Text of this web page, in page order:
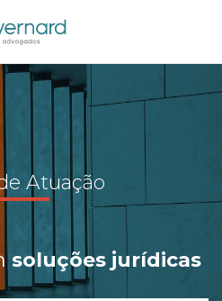
Atuação
soluções jurídicas